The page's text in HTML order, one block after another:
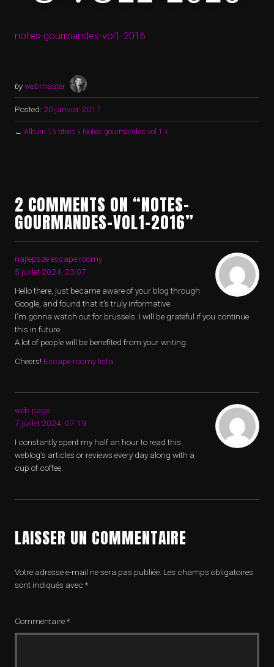
notes-gourmandes-vol1-2016
bywebmaster
Posted: 20 janvier 2017
← Album 15 titres « Notes gourmandes vol.1 »
2 COMMENTS ON “NOTES-
GOURMANDES-VOL1-2016”
najlepsze escape roomy
5 juillet 2024, 23:07
Hello there, just became aware of your blog through
Google, and found that it’s truly informative.
I’m gonna watch out for brussels. I will be grateful if you continue
this in future.
A lot of people will be benefited from your writing.
Cheers! Escape roomy lista
web page
7 juillet 2024, 07:19
I constantly spent my half an hour to read this
weblog’s articles or reviews every day along with a
cup of coffee.
LAISSER UN COMMENTAIRE
Votre adresse e-mail ne sera pas publiée. Les champs obligatoires
sont indiqués avec *
Commentaire*